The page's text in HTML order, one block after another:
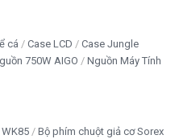
cá Case LCD
Case Jungle
750W AIGO
Nguồn Máy Tính
WK85
Bộ phím chuột giả cơ Sorex